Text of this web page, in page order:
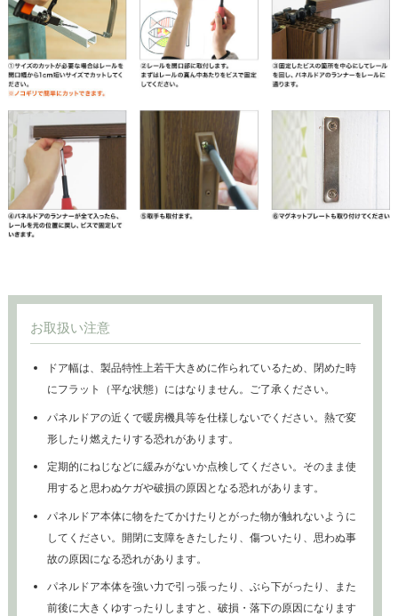
お取扱い注意
ドア幅は、製品特性上若干大きめに作られているため、閉めた時
にフラット（平な状態）にはなりません。ご了承ください。
パネルドアの近くで暖房機具等を仕様しないでください。熱で変
形したり燃えたりする恐れがあります。
定期的にねじなどに緩みがないか点検してください。そのまま使
用すると思わぬケガや破損の原因となる恐れがあります。
パネルドア本体に物をたてかけたりとがった物が触れないように
してください。開閉に支障をきたしたり、傷ついたり、思わぬ事
故の原因になる恐れがあります。
パネルドア本体を強い力で引っ張ったり、ぶら下がったり、また
前後に大きくゆすったりしますと、破損・落下の原因になります